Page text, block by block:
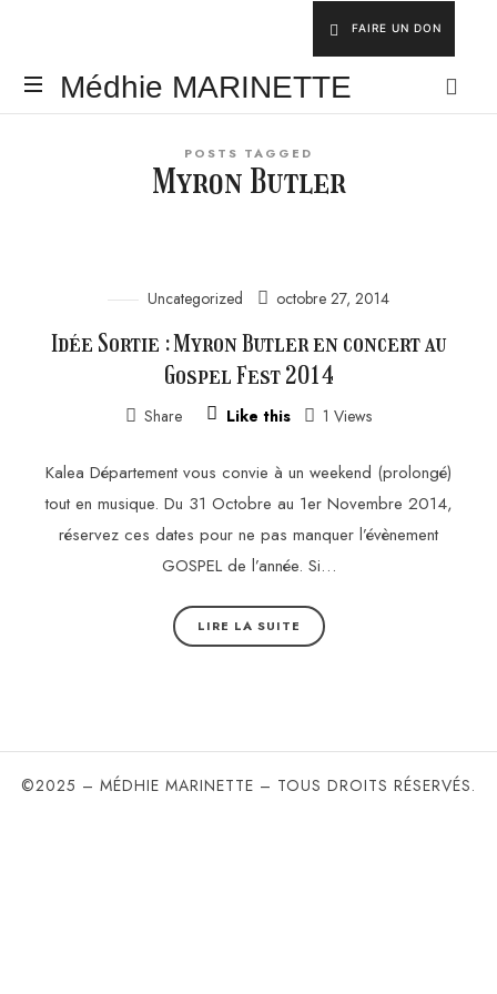
FAIRE UN DON
Médhie
Médhie MARINETTE
POSTS TAGGED
Myron Butler
Uncategorized octobre 27, 2014
Idée Sortie : Myron Butler en concert au
Gospel Fest 2014
Share Like this 1 Views
Kalea Département vous convie à un weekend (prolongé)
tout en musique. Du 31 Octobre au 1er Novembre 2014,
réservez ces dates pour ne pas manquer l’évènement
GOSPEL de l’année. Si…
LIRE LA SUITE
©2025 – MÉDHIE MARINETTE – TOUS DROITS RÉSERVÉS.